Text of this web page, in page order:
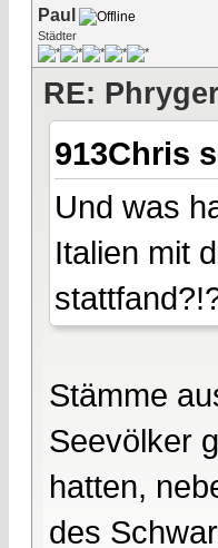
Paul
Städter
RE:
913Chris
Und was
Italien mit
Stämme
Seevölker
hatten,
des